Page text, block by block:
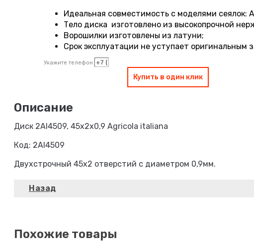
Идеальная совместимость с моделями сеялок:
Тело диска изготовлено из высокопрочной
Ворошилки изготовлены из латуни;
Срок эксплуатации не уступает оригинальным
Укажите телефон
Купить в один клик
Диск 2AI4509, 45х2х0,9 Agricola italiana
Код: 2AI4509
Двухстрочный 45х2 отверстий с диаметром 0,9мм.
Похожие товары